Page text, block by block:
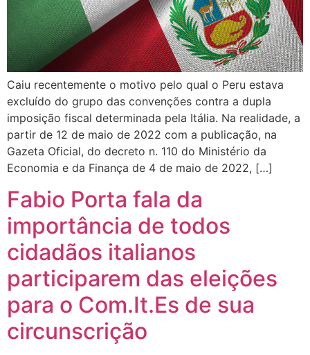
Caiu recentemente o motivo pelo qual o Peru estava
excluído do grupo das convenções contra a dupla
imposição fiscal determinada pela Itália. Na realidade, a
partir de 12 de maio de 2022 com a publicação, na
Gazeta Oficial, do decreto n. 110 do Ministério da
Economia e da Finança de 4 de maio de 2022, […]
Fabio Porta fala da
importância de todos
cidadãos italianos
participarem das eleições
para o Com.It.Es de sua
circunscrição